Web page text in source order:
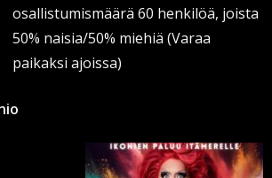
osallistumismäärä 60 henkilöä, joista
50% naisia/50% miehiä (Varaa
paikaksi ajoissa)